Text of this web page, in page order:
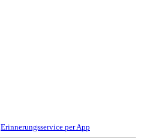
Erinnerungsservice per App